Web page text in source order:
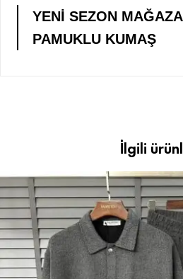
YENİ SEZON
PAMUKLU KUMAŞ
İlgili